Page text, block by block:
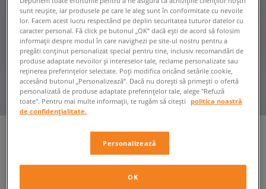
sunt reușite, iar produsele pe care le aleg sunt în conformitate cu nevoile
lor. Facem acest lucru respectând pe deplin securitatea tuturor datelor cu
caracter personal. Fă click pe butonul „OK” dacă ești de acord să folosim
informații despre modul în care navighezi pe site-ul nostru pentru a
pregăti conținut personalizat special pentru tine, inclusiv recomandări de
produse adaptate nevoilor și intereselor tale, reclame personalizate sau
reținerea preferințelor selectate. Poți modifica oricând setările cookie,
accesând butonul „Personalizează”. Dacă nu dorești să primești o ofertă
personalizată de produse adaptate preferințelor tale, alege "Refuză
toate". Pentru mai multe informații, te rugăm să citești
politica noastră
de confidențialitate.
Personalizează
OK